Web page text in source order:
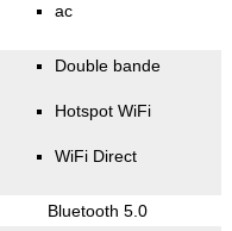
ac
Double bande
Hotspot WiFi
WiFi Direct
Bluetooth 5.0